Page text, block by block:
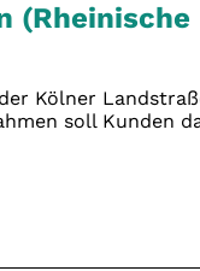
(Rheinische
Kölner
soll Kunden